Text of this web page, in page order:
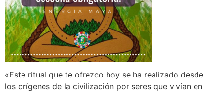
«Este ritual que te ofrezco hoy se ha realizado desde
los orígenes de la civilización por seres que vivían en